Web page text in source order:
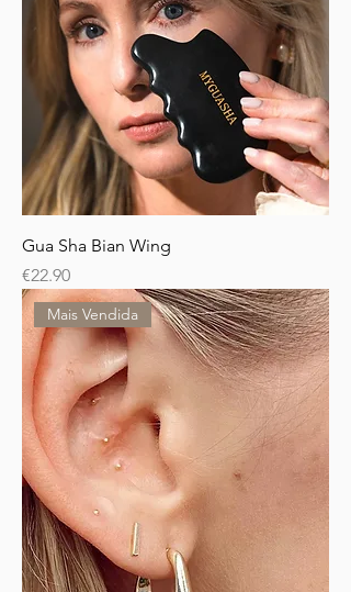
Gua Sha Bian Wing
Price
€22.90
Mais Vendida